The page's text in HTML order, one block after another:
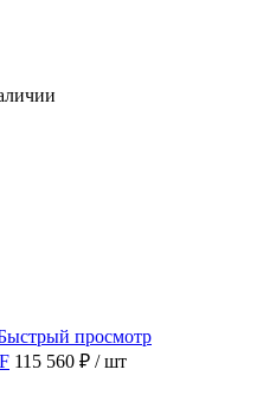
просмотр
115 560 ₽ / шт